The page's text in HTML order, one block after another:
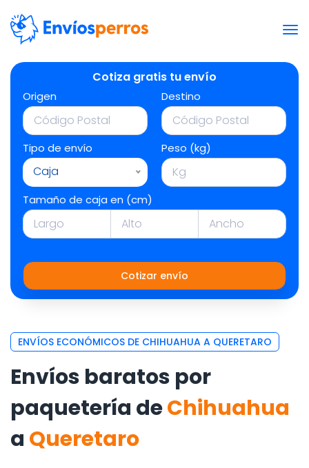
Cotiza gratis tu envío
Origen Destino
Tipo de envío
Caja
Peso (kg)
Tamaño de caja en (cm)
Cotizar envío
ENVÍOS ECONÓMICOS DE CHIHUAHUA A QUERETARO
Envíos baratos por
paquetería deChihuahua
a Queretaro